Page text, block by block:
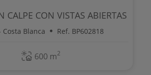
CALPE CON VISTAS ABIERTAS
Costa Blanca Ref. BP602818
600 m2